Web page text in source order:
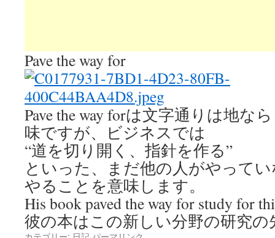
Pave the way for
Pave the way forは文字通りは地な
味ですが、ビジネスでは
“道を切り開く、指針を作る”
といった、まだ他の人がやって
やることを意味します。
His book paved the way for study for
彼の本はこの新しい分野の研究